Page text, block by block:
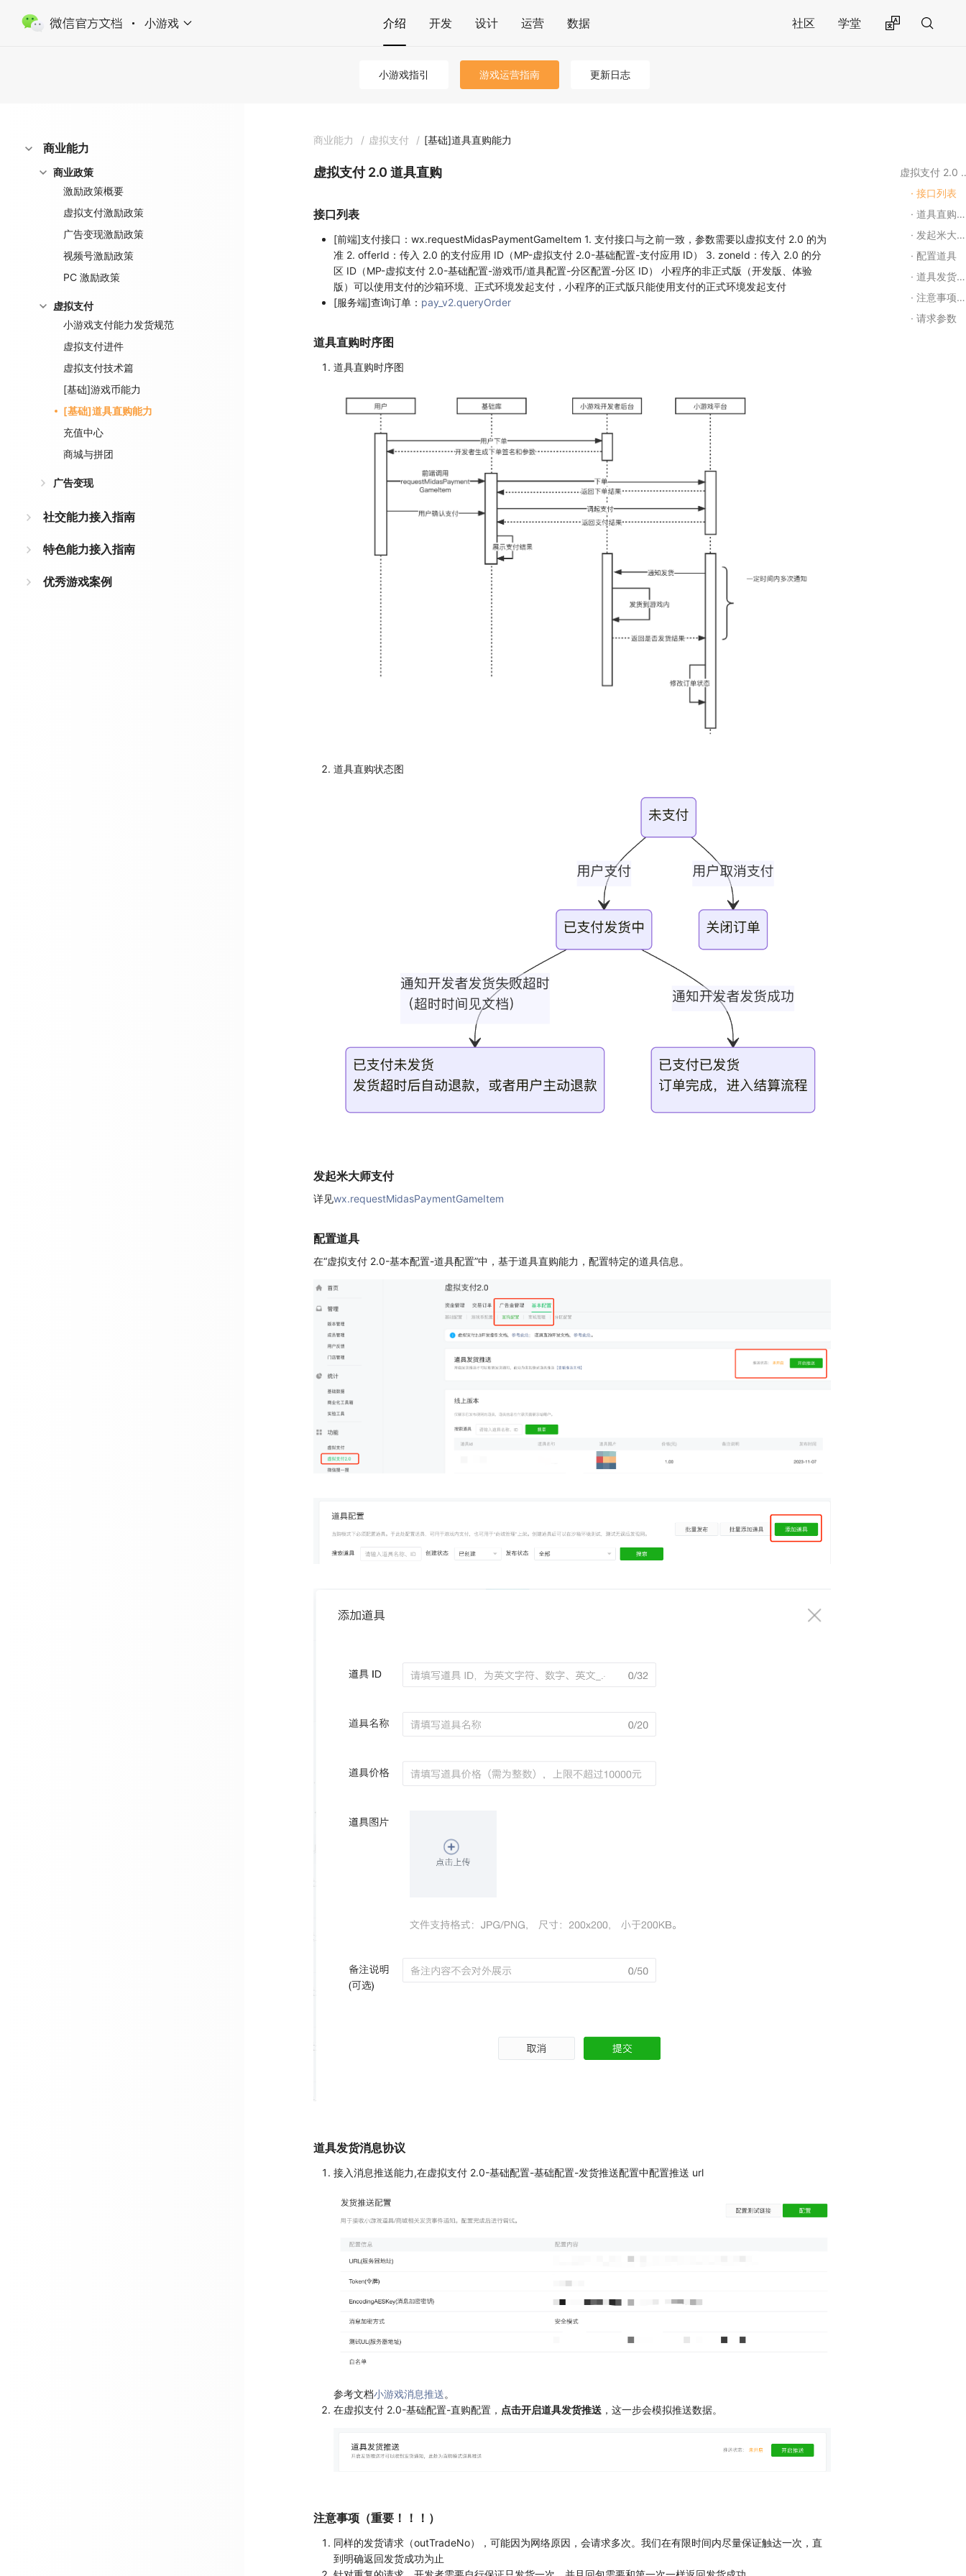
小游戏 介绍 开发 设计 运营 数据 社区 学堂
小游戏指引 游戏运营指南 更新日志
商业能力
商业政策
激励政策概要
虚拟支付激励政策
广告变现激励政策
视频号激励政策
PC 激励政策
虚拟支付
小游戏支付能力发货规范
虚拟支付进件
虚拟支付技术篇
[基础]游戏币能力
[基础]道具直购能力
充值中心
商城与拼团
广告变现
社交能力接入指南
特色能力接入指南
优秀游戏案例
商业能力 / 虚拟支付 / [基础]道具直购能力
虚拟支付 2.0 道具直购
接口列表
[前端]支付接口：wx.requestMidasPaymentGameItem 1. 支付接口与之前一致，参数需要以虚拟支付 2.0 的为
准 2. offerId：传入 2.0 的支付应用 ID（MP-虚拟支付 2.0-基础配置-支付应用 ID） 3. zoneId：传入 2.0 的分
区 ID（MP-虚拟支付 2.0-基础配置-游戏币/道具配置-分区配置-分区 ID） 小程序的非正式版（开发版、体验
版）可以使用支付的沙箱环境、正式环境发起支付，小程序的正式版只能使用支付的正式环境发起支付
[服务端]查询订单： pay_v2.queryOrder
道具直购时序图
道具直购时序图
道具直购状态图
发起米大师支付
详见wx.requestMidasPaymentGameItem
配置道具
在“虚拟支付 2.0-基本配置-道具配置”中，基于道具直购能力，配置特定的道具信息。
道具发货消息协议
接入消息推送能力,在虚拟支付 2.0-基础配置-基础配置-发货推送配置中配置推送 url
参考文档小游戏消息推送。
在虚拟支付 2.0-基础配置-直购配置， 点击开启道具发货推送 ，这一步会模拟推送数据。
注意事项（重要！！！）
同样的发货请求（outTradeNo），可能因为网络原因，会请求多次。我们在有限时间内尽量保证触达一次，直
到明确返回发货成功为止
虚拟支
接口列表
道具直购时序图
发起米大师支付
配置道具
道具发货消息协议
注意事项（重要！！！）
请求参数